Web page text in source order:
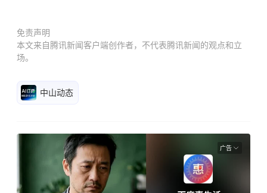
免责声明
本文来自腾讯新闻客户端创作者，不代表腾讯新闻的观点和立
场。
中山动态
广告